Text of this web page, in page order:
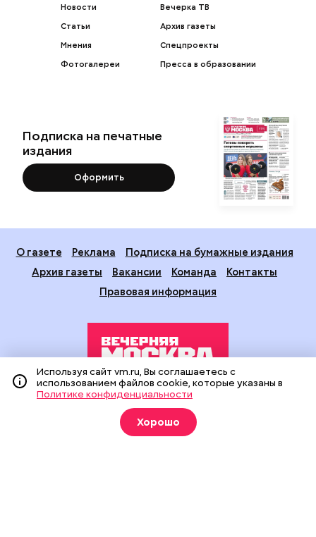
Новости
Статьи
Мнения
Фотогалереи
Вечерка ТВ
Архив газеты
Спецпроекты
Пресса в образовании
Подписка на печатные
издания
Оформить
О газете Реклама
Подписка на бумажные издания
Архив газеты
Вакансии Команда
Контакты
Правовая информация
Издание создано при финансовой поддержке Департамента
средств массовой информации и рекламы города Москвы.
На сайте применяются рекомендательные технологии
(информационные технологии предоставления информации
Используя сайт vm.ru, Вы соглашаетесь с
использованием файлов cookie, которые указаны в
Политике конфиденциальности
Хорошо